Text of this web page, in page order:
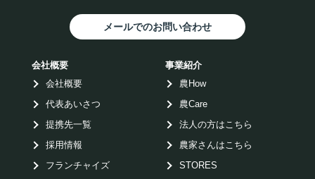
メールでのお問い合わせ
会社概要
会社概要
代表あいさつ
提携先一覧
採用情報
フランチャイズ
事業紹介
農How
農Care
法人の方はこちら
農家さんはこちら
STORES